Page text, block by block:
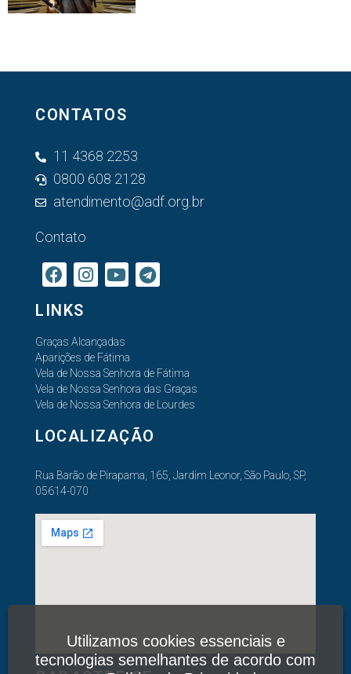
CONTATOS
11 4368 2253
0800 608 2128
atendimento@adf.org.br
Contato
LINKS
Graças Alcançadas
Aparições de Fátima
Vela de Nossa Senhora de Fátima
Vela de Nossa Senhora das Graças
Vela de Nossa Senhora de Lourdes
LOCALIZAÇÃO
Rua Barão de Pirapama, 165, Jardim Leonor, São Paulo, SP,
05614-070
Utilizamos cookies essenciais e
tecnologias semelhantes de acordo com